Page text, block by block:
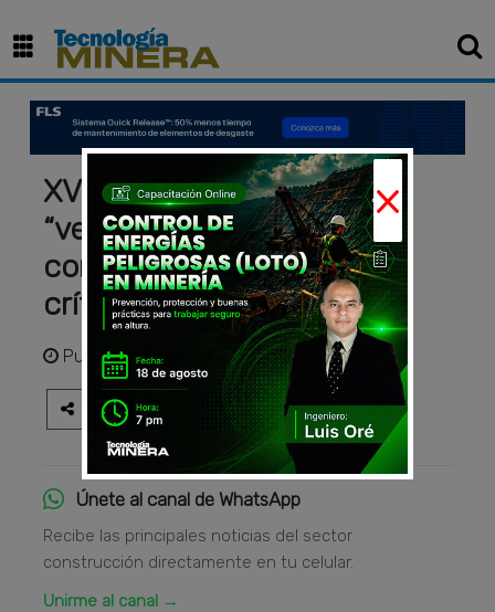
XVI SIMPOSIO: Perú tiene
“ventana histórica” para
convertir sus minerales
críticos en desarrollo
Publicadohace 2 meses
Únete al canal de WhatsApp
Recibe las principales noticias del sector
construcción directamente en tu celular.
Unirme al canal →
×